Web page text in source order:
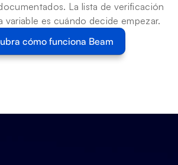
La lista de verificación
variable es cuándo decide empezar.
cómo funciona Beam